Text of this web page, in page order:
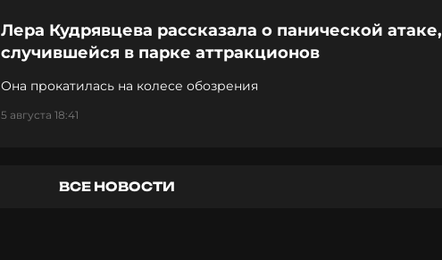
Лера Кудрявцева рассказала о панической атаке,
случившейся в парке аттракционов
Она прокатилась на колесе обозрения
5 августа 18:41
ВСЕ НОВОСТИ